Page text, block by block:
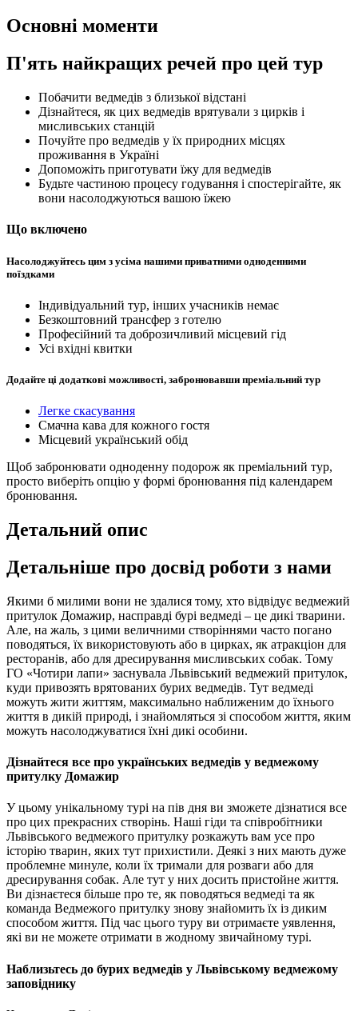
Основні моменти
П'ять найкращих речей про цей тур
Побачити ведмедів з близької відстані
Дізнайтеся, як цих ведмедів врятували з цирків і
мисливських станцій
Почуйте про ведмедів у їх природних місцях
проживання в Україні
Допоможіть приготувати їжу для ведмедів
Будьте частиною процесу годування і спостерігайте, як
вони насолоджуються вашою їжею
Що включено
Насолоджуйтесь цим з усіма нашими приватними одноденними
поїздками
Індивідуальний тур, інших учасників немає
Безкоштовний трансфер з готелю
Професійний та доброзичливий місцевий гід
Усі вхідні квитки
Додайте ці додаткові можливості, забронювавши преміальний тур
Легке скасування
Смачна кава для кожного гостя
Місцевий український обід
Щоб забронювати одноденну подорож як преміальний тур,
просто виберіть опцію у формі бронювання під календарем
бронювання.
Детальний опис
Детальніше про досвід роботи з нами
Якими б милими вони не здалися тому, хто відвідує ведмежий
притулок Домажир, насправді бурі ведмеді – це дикі тварини.
Але, на жаль, з цими величними створіннями часто погано
поводяться, їх використовують або в цирках, як атракціон для
ресторанів, або для дресирування мисливських собак. Тому
ГО «Чотири лапи» заснувала Львівський ведмежий притулок,
куди привозять врятованих бурих ведмедів. Тут ведмеді
можуть жити життям, максимально наближеним до їхнього
життя в дикій природі, і знайомляться зі способом життя, яким
можуть насолоджуватися їхні дикі особини.
Дізнайтеся все про українських ведмедів у ведмежому
притулку Домажир
У цьому унікальному турі на пів дня ви зможете дізнатися все
про цих прекрасних створінь. Наші гіди та співробітники
Львівського ведмежого притулку розкажуть вам усе про
історію тварин, яких тут прихистили. Деякі з них мають дуже
проблемне минуле, коли їх тримали для розваги або для
дресирування собак. Але тут у них досить пристойне життя.
Ви дізнаєтеся більше про те, як поводяться ведмеді та як
команда Ведмежого притулку знову знайомить їх із диким
способом життя. Під час цього туру ви отримаєте уявлення,
які ви не можете отримати в жодному звичайному турі.
Наблизьтесь до бурих ведмедів у Львівському ведмежому
заповіднику